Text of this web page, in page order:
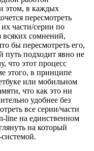
этом, в каждых
пересмотреть
части/серии по
всяких сомнений,
бы пересмотреть его,
путь подходит явно не
что этот процесс
этого, в принципе
или мобильном
что как это ни
удобнее без
все серии/части
line на единственном
на который